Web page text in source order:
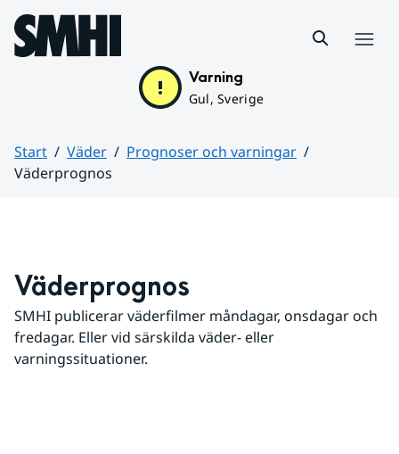
Hoppa till sidans innehåll
Varning
Gul, Sverige
Start Väder
Prognoser och varningar
Väderprognos
Väderprognos
SMHI publicerar väderfilmer måndagar, onsdagar och
fredagar. Eller vid särskilda väder- eller
varningssituationer.